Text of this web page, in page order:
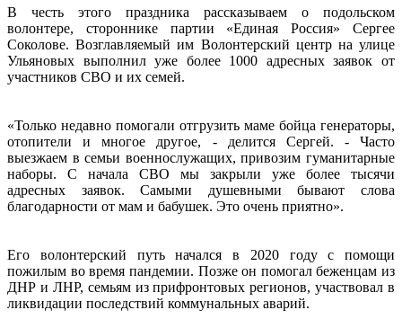
В честь этого праздника рассказываем о подольском
волонтере, стороннике партии «Единая Россия» Сергее
Соколове. Возглавляемый им Волонтерский центр на улице
Ульяновых выполнил уже более 1000 адресных заявок от
участников СВО и их семей.
«Только недавно помогали отгрузить маме бойца генераторы,
отопители и многое другое, ‐ делится Сергей. ‐ Часто
выезжаем в семьи военнослужащих, привозим гуманитарные
наборы. С начала СВО мы закрыли уже более тысячи
адресных заявок. Самыми душевными бывают слова
благодарности от мам и бабушек. Это очень приятно».
Его волонтерский путь начался в 2020 году с помощи
пожилым во время пандемии. Позже он помогал беженцам из
ДНР и ЛНР, семьям из прифронтовых регионов, участвовал в
ликвидации последствий коммунальных аварий.